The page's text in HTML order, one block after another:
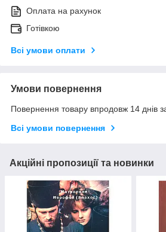
Оплата на рахунок
Готівкою
Всі умови оплати
Умови повернення
Повернення товару впродовж 14 днів
Всі умови повернення
Акційні пропозиції та новинки